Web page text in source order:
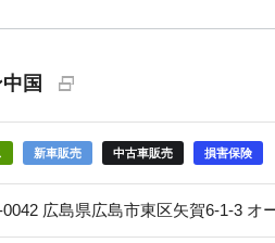
国
新車販売 中古車販売 損害保険
0042 広島県広島市東区矢賀6-1-3 オ